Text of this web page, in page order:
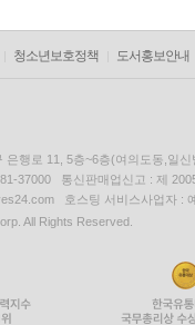
청소년보호정책 도서홍보안내
은행로 11, 5층~6층(여의도동,일신
37000 통신판매업신고 : 제
호스팅 서비스사업자 :
All Rights Reserved.